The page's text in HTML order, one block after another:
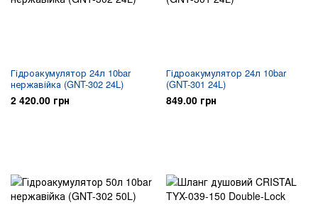
Гідроакумулятор 24л 10bar
нержавійка (GNT-302 24L)
2 420.00 грн
Гідроакумулятор 24л 10bar
(GNT-301 24L)
849.00 грн